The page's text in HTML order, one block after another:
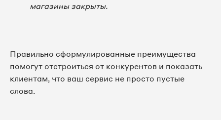
магазины закрыты.
Правильно сформулированные преимущества
помогут отстроиться от конкурентов и показать
клиентам, что ваш сервис не просто пустые
слова.